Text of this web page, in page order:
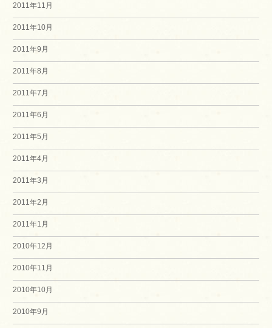
2011年11月
2011年10月
2011年9月
2011年8月
2011年7月
2011年6月
2011年5月
2011年4月
2011年3月
2011年2月
2011年1月
2010年12月
2010年11月
2010年10月
2010年9月